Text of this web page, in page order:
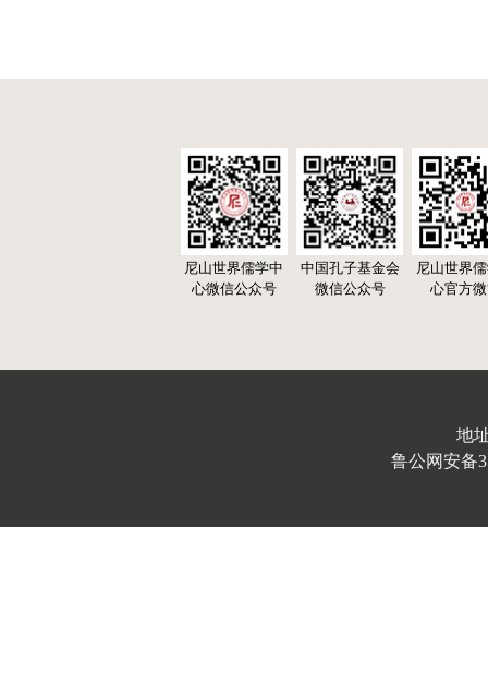
尼山世界儒学中
心微信公众号
中国孔子基金会
微信公众号
尼山世界
心官方
地
鲁公网安备